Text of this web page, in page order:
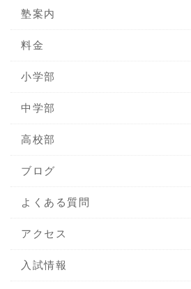
塾案内
料金
小学部
中学部
高校部
ブログ
よくある質問
アクセス
入試情報